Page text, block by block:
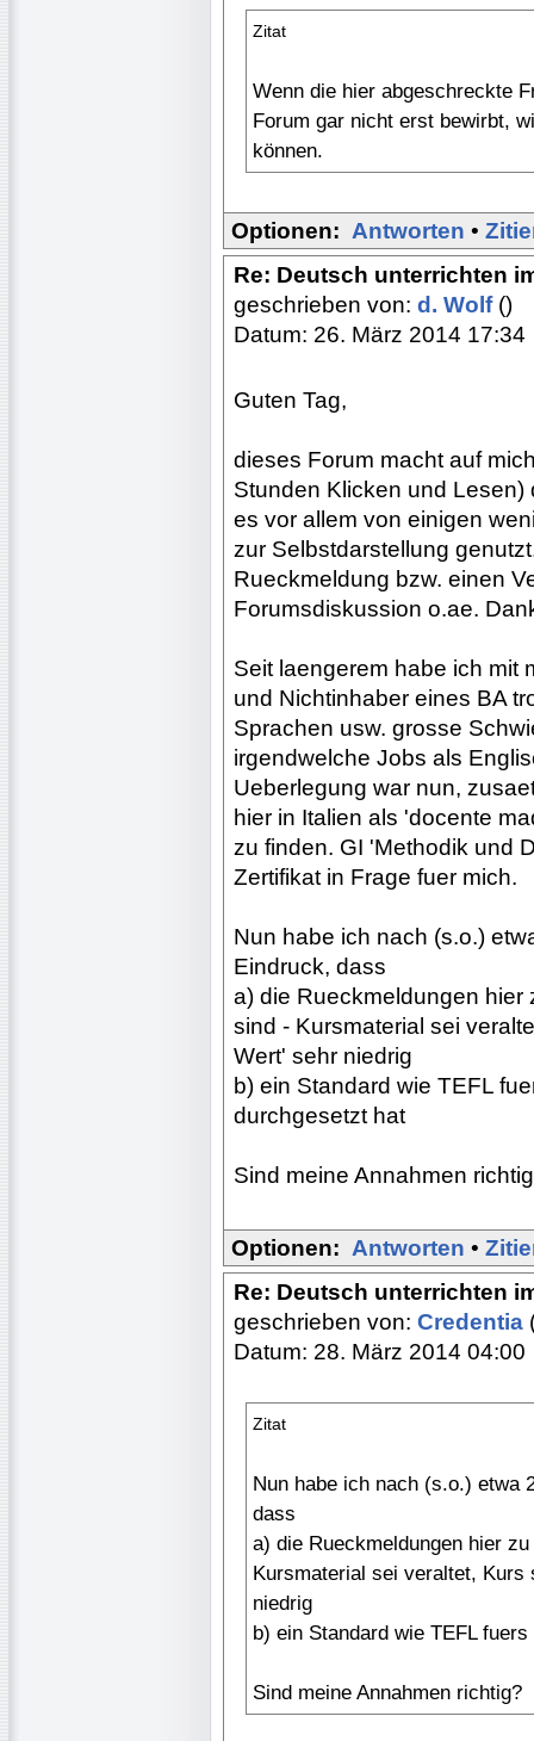
Zitat
Wenn die hier abgeschreckte
Forum gar nicht erst bewirbt,
können.
Optionen: Antworten •
Re: Deutsch unterrichten
geschrieben von: d. Wolf ()
Datum: 26. März 2014 17:34
Guten Tag,
dieses Forum macht auf
Stunden Klicken und
es vor allem von einigen
zur Selbstdarstellung
Rueckmeldung bzw. einen
Forumsdiskussion o.ae.
Seit laengerem habe ich mit
und Nichtinhaber eines BA
Sprachen usw. grosse
irgendwelche Jobs als
Ueberlegung war nun,
hier in Italien als 'docente
zu finden. GI 'Methodik und
Zertifikat in Frage fuer mich.
Nun habe ich nach (s.o.)
Eindruck, dass
a) die Rueckmeldungen
sind - Kursmaterial sei
Wert' sehr niedrig
b) ein Standard wie TEFL
durchgesetzt hat
Sind meine Annahmen
Optionen: Antworten •
Re: Deutsch unterrichten
geschrieben von: Credentia
Datum: 28. März 2014 04:00
Zitat
Nun habe ich nach (s.o.) etwa
dass
a) die Rueckmeldungen hier
Kursmaterial sei veraltet,
niedrig
b) ein Standard wie TEFL
Sind meine Annahmen richtig?